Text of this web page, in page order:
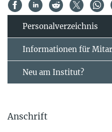
Personal­verzeichnis
Informationen für
Neu am Institut?
Anschrift